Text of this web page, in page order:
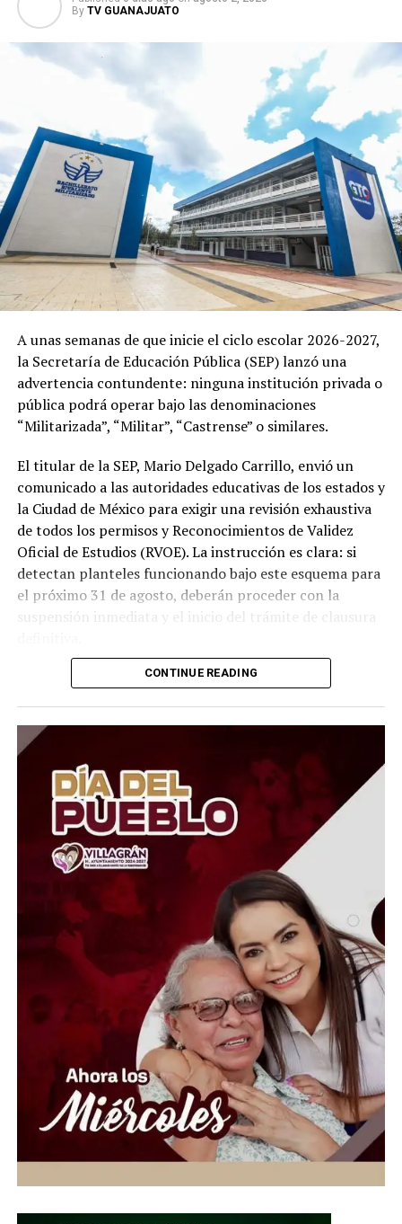
de paz. Con este tipo de capacitaciones, el Nivel Medio
Superior busca fortalecer la prevención de las violencias
y brindar a la comunidad educativa herramientas que
contribuyan al bienestar de las juventudes y a la
creación de espacios libres de violencia.
By TV GUANAJUATO
A unas semanas de que inicie el ciclo escolar 2026-2027,
la Secretaría de Educación Pública (SEP) lanzó una
advertencia contundente: ninguna institución privada o
pública podrá operar bajo las denominaciones
“Militarizada”, “Militar”, “Castrense” o similares.
El titular de la SEP, Mario Delgado Carrillo, envió un
comunicado a las autoridades educativas de los estados y
la Ciudad de México para exigir una revisión exhaustiva
de todos los permisos y Reconocimientos de Validez
Oficial de Estudios (RVOE). La instrucción es clara: si
detectan planteles funcionando bajo este esquema para
el próximo 31 de agosto, deberán proceder con la
suspensión inmediata y el inicio del trámite de clausura
Para proteger a la comunidad estudiantil de los
ordenaron la entrega inmediata de toda la
documentación escolar (como certificados e historiales)
para que puedan incorporarse a otra escuela sin perder
el año. Además, las instituciones obligadas a cerrar
tendrán que reembolsar al 100% los pagos de
reinscripciones, útiles, uniformes y demás conceptos no
devengados.
De acuerdo con el titular de la SEP y la visión de la
presidenta Claudia Sheinbaum Pardo dentro de la Nueva
Escuela Mexicana, estas modalidades son incompatibles
con el Sistema Educativo Nacional, el cual busca
promover la cultura de paz y la no v10lenc14. Las
autoridades recordaron que la educación militar es
exclusiva de la Secretaría de la Defensa Nacional para la
formación de las Fuerzas Armadas y la Guardia Nacional.
CONTINUE READING